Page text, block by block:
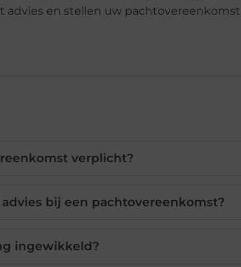
advies en stellen uw
verplicht?
bij een pachtovereenkomst?
ingewikkeld?